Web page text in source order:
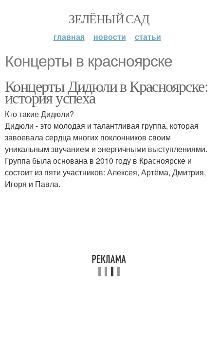
ЗЕЛЁНЫЙ САД
главная новости статьи
Концерты в красноярске
Концерты Дидюли в Красноярске:
история успеха
Кто такие Дидюли?
Дидюли - это молодая и талантливая группа, которая
завоевала сердца многих поклонников своим
уникальным звучанием и энергичными выступлениями.
Группа была основана в 2010 году в Красноярске и
состоит из пяти участников: Алексея, Артёма, Дмитрия,
Игоря и Павла.